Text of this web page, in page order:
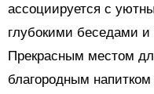
ассоциируется с
глубокими беседами
Прекрасным местом
благородным напитком